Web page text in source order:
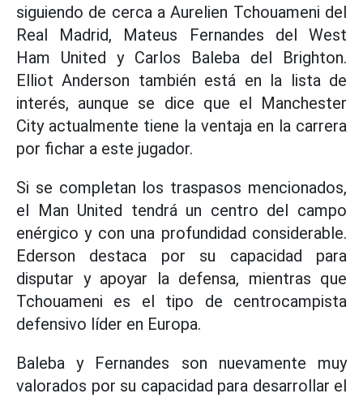
siguiendo de cerca a Aurelien Tchouameni del
Real Madrid, Mateus Fernandes del West
Ham United y Carlos Baleba del Brighton.
Elliot Anderson también está en la lista de
interés, aunque se dice que el Manchester
City actualmente tiene la ventaja en la carrera
por fichar a este jugador.
Si se completan los traspasos mencionados,
el Man United tendrá un centro del campo
enérgico y con una profundidad considerable.
Ederson destaca por su capacidad para
disputar y apoyar la defensa, mientras que
Tchouameni es el tipo de centrocampista
defensivo líder en Europa.
Baleba y Fernandes son nuevamente muy
valorados por su capacidad para desarrollar el